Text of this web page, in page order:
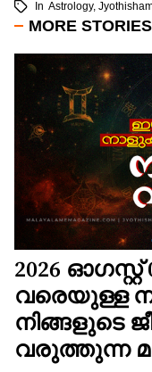
In Astrology,
MORE STORIES
2026
വരെയുള്ള
നിങ്ങളുടെ
വരുത്തുന്ന